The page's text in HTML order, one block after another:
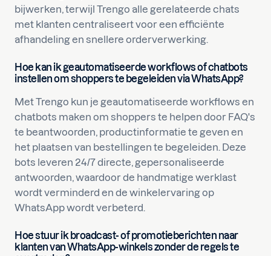
bijwerken, terwijl Trengo alle gerelateerde chats
met klanten centraliseert voor een efficiënte
afhandeling en snellere orderverwerking.
Hoe kan ik geautomatiseerde workflows of chatbots
instellen om shoppers te begeleiden via WhatsApp?
Met Trengo kun je geautomatiseerde workflows en
chatbots maken om shoppers te helpen door FAQ's
te beantwoorden, productinformatie te geven en
het plaatsen van bestellingen te begeleiden. Deze
bots leveren 24/7 directe, gepersonaliseerde
antwoorden, waardoor de handmatige werklast
wordt verminderd en de winkelervaring op
WhatsApp wordt verbeterd.
Hoe stuur ik broadcast- of promotieberichten naar
klanten van WhatsApp-winkels zonder de regels te